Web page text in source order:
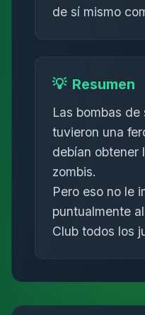
de sí mismo
💡 Resumen
Las bombas
tuvieron una
debían obtener
zombis.
Pero eso no le
puntualmente
Club todos los